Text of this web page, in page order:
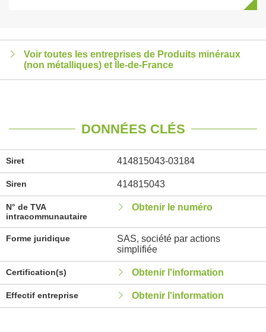
Voir toutes les entreprises de Produits minéraux
(non métalliques) et Île-de-France
DONNÉES CLÉS
Siret 414815043-03184
Siren 414815043
N° de TVA
intracommunautaire
Obtenir le numéro
Forme juridique
SAS, société par actions
simplifiée
Certification(s) Obtenir l'information
Effectif entreprise Obtenir l'information